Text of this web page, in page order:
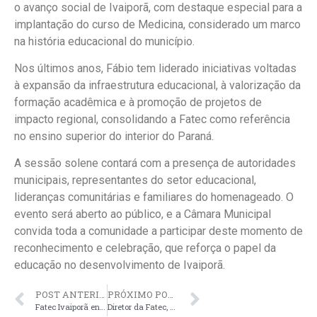
o avanço social de Ivaiporã, com destaque especial para a
implantação do curso de Medicina, considerado um marco
na história educacional do município.
Nos últimos anos, Fábio tem liderado iniciativas voltadas
à expansão da infraestrutura educacional, à valorização da
formação acadêmica e à promoção de projetos de
impacto regional, consolidando a Fatec como referência
no ensino superior do interior do Paraná.
A sessão solene contará com a presença de autoridades
municipais, representantes do setor educacional,
lideranças comunitárias e familiares do homenageado. O
evento será aberto ao público, e a Câmara Municipal
convida toda a comunidade a participar deste momento de
reconhecimento e celebração, que reforça o papel da
educação no desenvolvimento de Ivaiporã.